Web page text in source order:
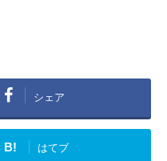
シェア
B! はてブ